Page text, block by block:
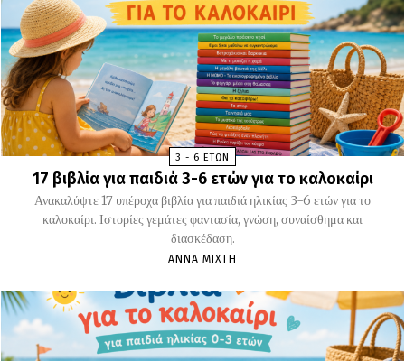
3 - 6 ΕΤΏΝ
17 βιβλία για παιδιά 3-6 ετών για το καλοκαίρι
Ανακαλύψτε 17 υπέροχα βιβλία για παιδιά ηλικίας 3-6 ετών για το
καλοκαίρι. Ιστορίες γεμάτες φαντασία, γνώση, συναίσθημα και
διασκέδαση.
ΆΝΝΑ ΜΊΧΤΗ